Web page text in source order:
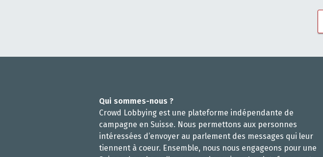
Qui sommes-nous ?
Crowd Lobbying est une plateforme indépendante de
campagne en Suisse. Nous permettons aux personnes
intéressées d’envoyer au parlement des messages qui leur
tiennent à coeur. Ensemble, nous nous engageons pour une